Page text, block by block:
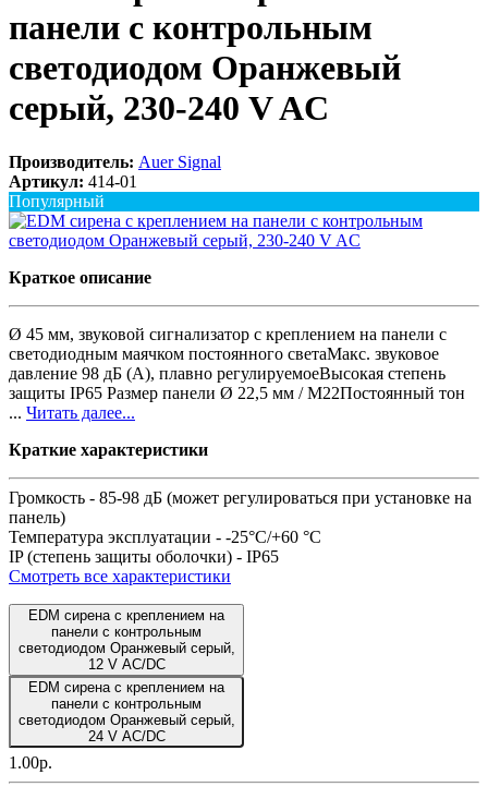
панели с контрольным
светодиодом Оранжевый
серый, 230-240 V AC
Производитель: Auer Signal
Артикул: 414-01
Популярный
Краткое описание
Ø 45 мм, звуковой сигнализатор с креплением на панели с
светодиодным маячком постоянного светаМакс. звуковое
давление 98 дБ (A), плавно регулируемоеВысокая степень
защиты IP65 Размер панели Ø 22,5 мм / M22Постоянный тон
... Читать далее...
Краткие характеристики
Громкость - 85-98 дБ (может регулироваться при установке на
панель)
Температура эксплуатации - -25°C/+60 °C
IP (степень защиты оболочки) - IP65
Смотреть все характеристики
EDM сирена с креплением на
панели с контрольным
светодиодом Оранжевый серый,
12 V AC/DC
EDM сирена с креплением на
панели с контрольным
светодиодом Оранжевый серый,
24 V AC/DC
1.00р.